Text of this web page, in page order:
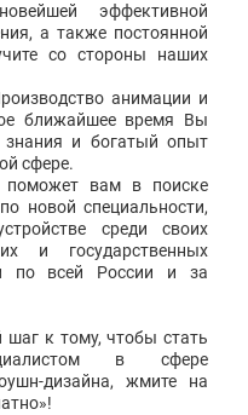
эффективной
а также постоянной
со стороны наших
анимации и
ближайшее время Вы
знания и богатый опыт
сфере.
вам в поиске
новой специальности,
среди своих
и государственных
по всей России и за
шаг к тому, чтобы стать
в сфере
дизайна, жмите на